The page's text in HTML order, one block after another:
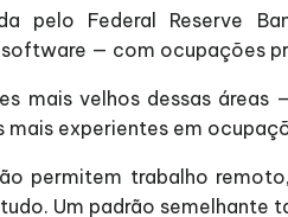
pelo Federal Reserve
— com ocupações
mais velhos dessas
mais experientes em
permitem trabalho
Um padrão